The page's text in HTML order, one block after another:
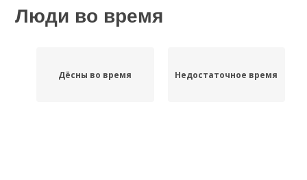
Люди во время
Дёсны во время Недостаточное время